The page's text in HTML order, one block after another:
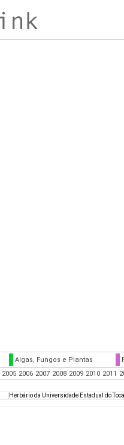
Algas, Fungos e Plantas
2005 2006 2007 2008 2009 2010 2011
Herbário da Universidade Estadual do